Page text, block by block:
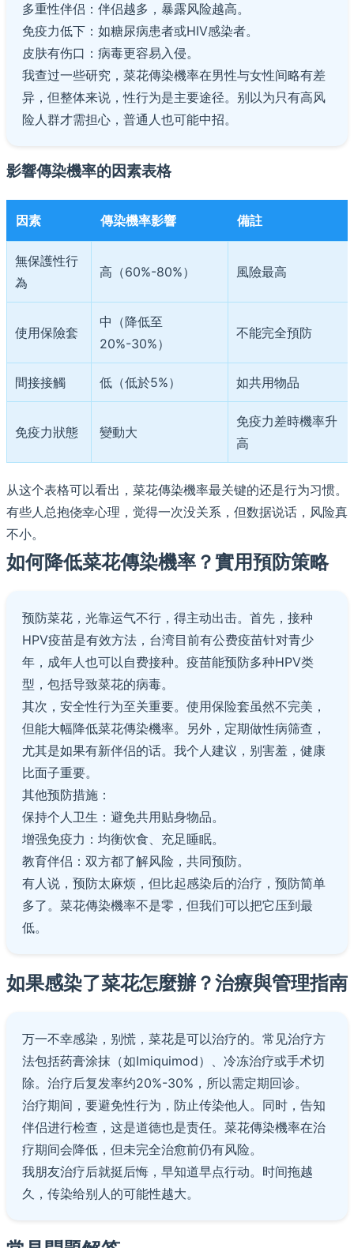
多重性伴侣：伴侣越多，暴露风险越高。
免疫力低下：如糖尿病患者或HIV感染者。
皮肤有伤口：病毒更容易入侵。
我查过一些研究，菜花傳染機率在男性与女性间略有差
异，但整体来说，性行为是主要途径。别以为只有高风
险人群才需担心，普通人也可能中招。
影響傳染機率的因素表格
因素 傳染機率影響 備註
無保護性行
為
高（60%-80%） 風險最高
使用保險套
中（降低至
20%-30%）
不能完全預防
間接接觸 低（低於5%） 如共用物品
免疫力狀態 變動大
免疫力差時機率升
高
从这个表格可以看出，菜花傳染機率最关键的还是行为习惯。
有些人总抱侥幸心理，觉得一次没关系，但数据说话，风险真
不小。
如何降低菜花傳染機率？實用預防策略
预防菜花，光靠运气不行，得主动出击。首先，接种
HPV疫苗是有效方法，台湾目前有公费疫苗针对青少
年，成年人也可以自费接种。疫苗能预防多种HPV类
型，包括导致菜花的病毒。
其次，安全性行为至关重要。使用保险套虽然不完美，
但能大幅降低菜花傳染機率。另外，定期做性病筛查，
尤其是如果有新伴侣的话。我个人建议，别害羞，健康
比面子重要。
其他预防措施：
保持个人卫生：避免共用贴身物品。
增强免疫力：均衡饮食、充足睡眠。
教育伴侣：双方都了解风险，共同预防。
有人说，预防太麻烦，但比起感染后的治疗，预防简单
多了。菜花傳染機率不是零，但我们可以把它压到最
低。
如果感染了菜花怎麼辦？治療與管理指南
万一不幸感染，别慌，菜花是可以治疗的。常见治疗方
法包括药膏涂抹（如Imiquimod）、冷冻治疗或手术切
除。治疗后复发率约20%-30%，所以需定期回诊。
治疗期间，要避免性行为，防止传染他人。同时，告知
伴侣进行检查，这是道德也是责任。菜花傳染機率在治
疗期间会降低，但未完全治愈前仍有风险。
我朋友治疗后就挺后悔，早知道早点行动。时间拖越
久，传染给别人的可能性越大。